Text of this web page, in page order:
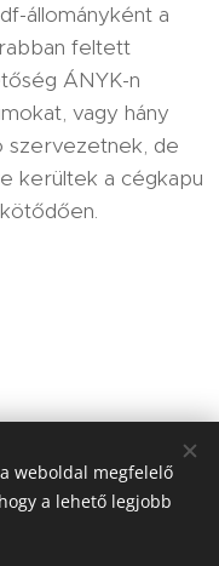
állományként a
feltett
ÁNYK-n
vagy hány
szervezetnek, de
kerültek a cégkapu
weboldal megfelelő
a lehető legjobb